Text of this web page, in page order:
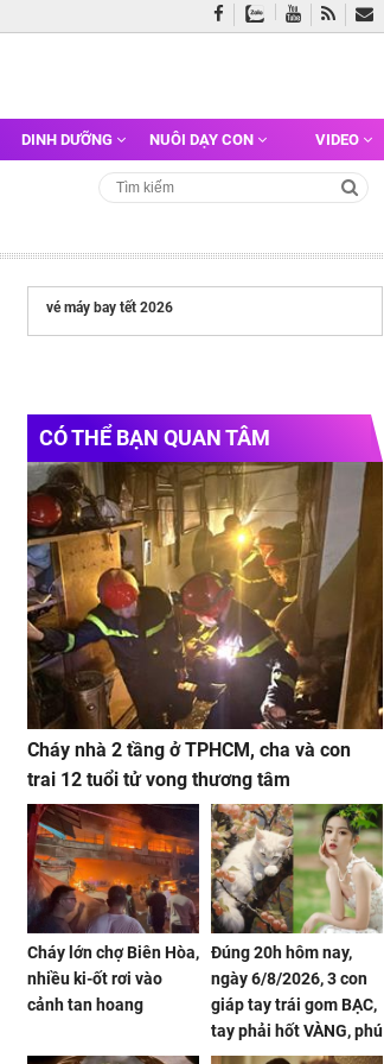
DINH DƯỠNG NUÔI DẠY CON VIDEO
vé máy bay tết 2026
CÓ THỂ BẠN QUAN TÂM
Cháy nhà 2 tầng ở TPHCM, cha và con
trai 12 tuổi tử vong thương tâm
Cháy lớn chợ Biên Hòa,
nhiều ki-ốt rơi vào
cảnh tan hoang
Đúng 20h hôm nay,
ngày 6/8/2026, 3 con
giáp tay trái gom BẠC,
tay phải hốt VÀNG, phú
quý ngập nhà, của cải